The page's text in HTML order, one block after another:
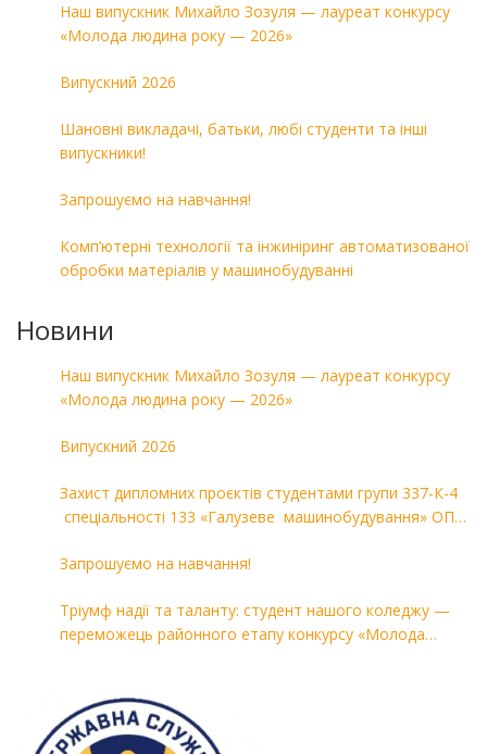
Наш випускник Михайло Зозуля — лауреат конкурсу
«Молода людина року — 2026»
Випускний 2026
Шановні викладачі, батьки, любі студенти та інші
випускники!
Запрошуємо на навчання!
Комп’ютерні технології та інжиніринг автоматизованої
обробки матеріалів у машинобудуванні
Новини
Наш випускник Михайло Зозуля — лауреат конкурсу
«Молода людина року — 2026»
Випускний 2026
Захист дипломних проєктів студентами групи 337-К-4
спеціальності 133 «Галузеве машинобудування» ОПП
Запрошуємо на навчання!
Тріумф надії та таланту: студент нашого коледжу —
переможець районного етапу конкурсу «Молода